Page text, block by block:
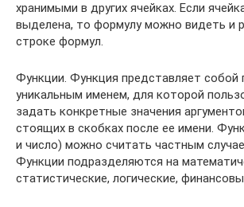
хранимыми в других ячейках. Если
выделена, то формулу можно видеть и
строке формул.
Функции. Функция представляет собой
уникальным именем, для которой
задать конкретные значения
стоящих в скобках после ее имени.
и число) можно считать частным
Функции подразделяются на
статистические, логические,